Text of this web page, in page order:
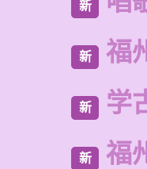
新
新 福
新 学
新 福